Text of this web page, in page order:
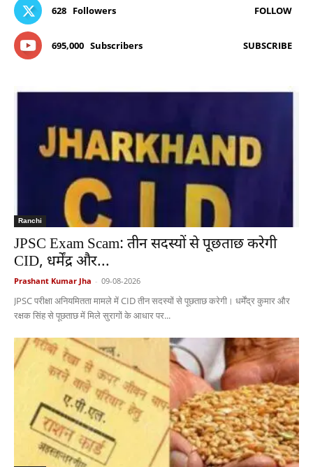
628 Followers FOLLOW
695,000 Subscribers SUBSCRIBE
Ranchi
JPSC Exam Scam: तीन सदस्यों से पूछताछ करेगी
CID, धर्मेंद्र और...
Prashant Kumar Jha - 09-08-2026
JPSC परीक्षा अनियमितता मामले में CID तीन सदस्यों से पूछताछ करेगी। धर्मेंद्र कुमार और
रक्षक सिंह से पूछताछ में मिले सुरागों के आधार पर...